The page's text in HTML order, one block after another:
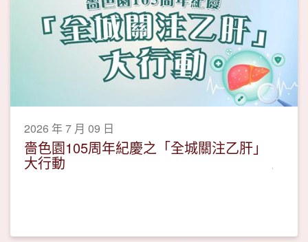
2026 年 7 月 09 日
嗇色園105周年紀慶之「全城關注乙肝」
大行動